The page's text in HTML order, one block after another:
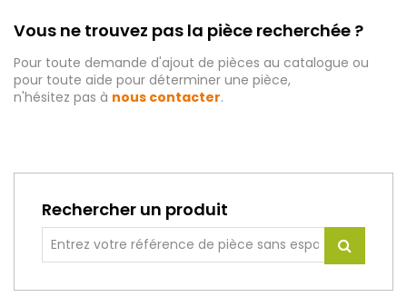
Vous ne trouvez pas la pièce recherchée ?
Pour toute demande d'ajout de pièces au catalogue ou
pour toute aide pour déterminer une pièce,
n'hésitez pas à nous contacter.
Rechercher un produit